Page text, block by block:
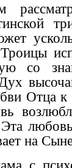
со
Отца
на